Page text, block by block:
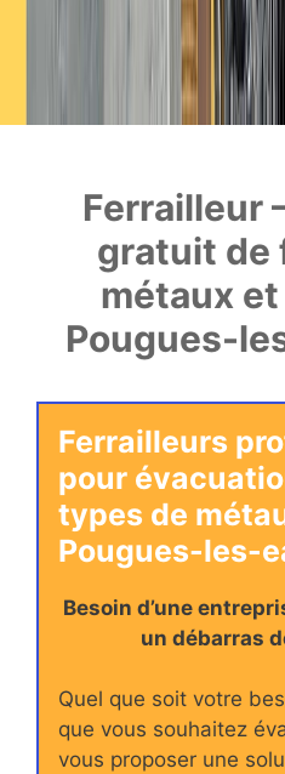
Ferrailleur
gratuit de
métaux
Pougues-
Ferrailleurs
pour
types de
Pougues-les-
Besoin d’une
un débarras
Quel que soit votre
que vous souhaitez
vous proposer une